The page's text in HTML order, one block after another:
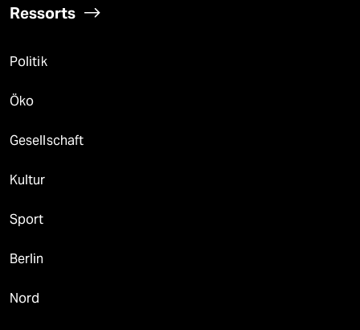
Ressorts
Politik
Öko
Gesellschaft
Kultur
Sport
Berlin
Nord